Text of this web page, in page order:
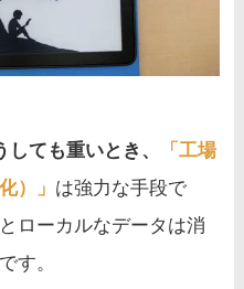
ても重いとき、
「工場
）」 は強力な手段で
ローカルなデータは消
す。